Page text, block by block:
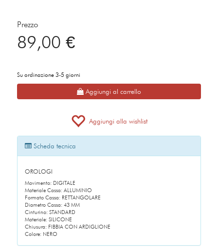
Prezzo
89,00 €
Su ordinazione 3-5 giorni
Aggiungi al carrello
Aggiungi alla wishlist
Scheda tecnica
OROLOGI
Movimento: DIGITALE
Materiale Cassa: ALLUMINIO
Formato Cassa: RETTANGOLARE
Diametro Cassa: 43 MM
Cinturino: STANDARD
Materiale: SILICONE
Chiusura: FIBBIA CON ARDIGLIONE
Colore: NERO